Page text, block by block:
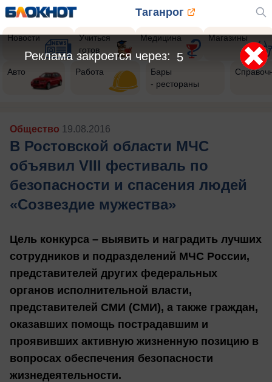
Таганрог
Новости
Учиться
готов
Медицина Магазины
Авто Работа
Бары
- рестораны
Общество 19.08.2016
В Ростовской области МЧС
объявил VIII фестиваль по
безопасности и спасения людей
«Созвездие мужества»
Цель конкурса – выявить и наградить лучших
сотрудников и подразделений МЧС России,
представителей других федеральных
органов исполнительной власти,
представителей СМИ (СМИ), а также граждан,
оказавших помощь пострадавшим и
проявивших активную жизненную позицию в
вопросах обеспечения безопасности
жизнедеятельности.
3
Реклама закроется через: